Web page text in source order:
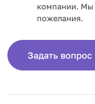
компании. Мы
пожелания.
Задать вопрос